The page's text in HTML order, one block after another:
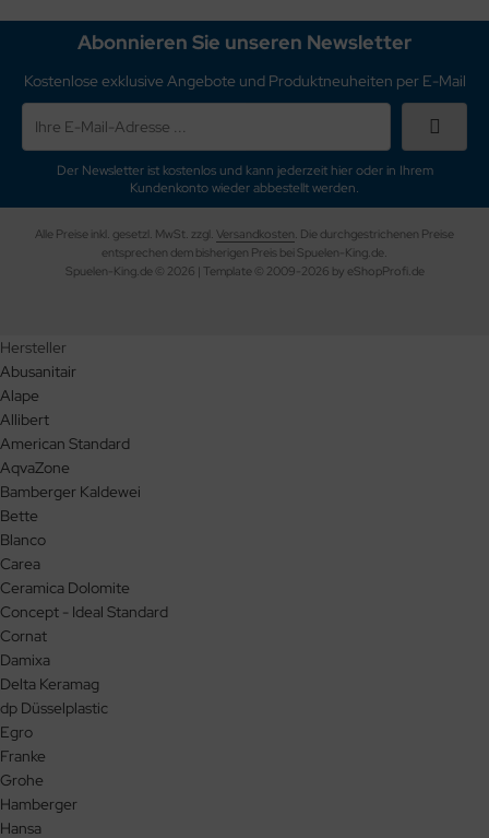
Abonnieren Sie unseren Newsletter
Kostenlose exklusive Angebote und Produktneuheiten per E-Mail
Der Newsletter ist kostenlos und kann jederzeit hier oder in Ihrem
Kundenkonto wieder abbestellt werden.
Alle Preise inkl. gesetzl. MwSt. zzgl. Versandkosten. Die durchgestrichenen Preise
entsprechen dem bisherigen Preis bei Spuelen-King.de.
Spuelen-King.de © 2026 | Template © 2009-2026 by eShopProfi.de
Hersteller
Abusanitair
Alape
Allibert
American Standard
AqvaZone
Bamberger Kaldewei
Bette
Blanco
Carea
Ceramica Dolomite
Concept - Ideal Standard
Cornat
Damixa
Delta Keramag
dp Düsselplastic
Egro
Franke
Grohe
Hamberger
Hansa